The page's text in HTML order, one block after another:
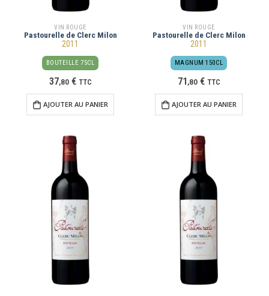
VIN ROUGE
Pastourelle de Clerc Milon
2011
BOUTEILLE 75CL
37,80 € TTC
AJOUTER AU PANIER
VIN ROUGE
Pastourelle de Clerc Milon
2011
MAGNUM 150CL
71 ,80 € TTC
AJOUTER AU PANIER